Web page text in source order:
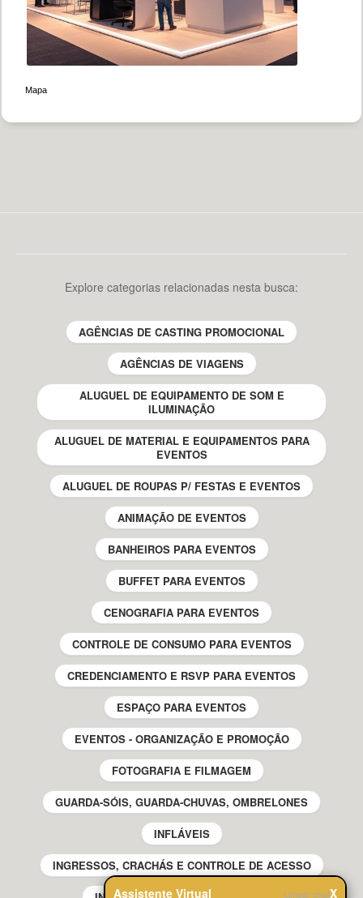
Assistente Virtual Limpar chatX
Mapa
Explore categorias relacionadas nesta busca:
AGÊNCIAS DE CASTING PROMOCIONAL
AGÊNCIAS DE VIAGENS
ALUGUEL DE EQUIPAMENTO DE SOM E
ILUMINAÇÃO
ALUGUEL DE MATERIAL E EQUIPAMENTOS PARA
EVENTOS
ALUGUEL DE ROUPAS P/ FESTAS E EVENTOS
ANIMAÇÃO DE EVENTOS
BANHEIROS PARA EVENTOS
BUFFET PARA EVENTOS
CENOGRAFIA PARA EVENTOS
CONTROLE DE CONSUMO PARA EVENTOS
CREDENCIAMENTO E RSVP PARA EVENTOS
ESPAÇO PARA EVENTOS
EVENTOS - ORGANIZAÇÃO E PROMOÇÃO
FOTOGRAFIA E FILMAGEM
GUARDA-SÓIS, GUARDA-CHUVAS, OMBRELONES
INFLÁVEIS
INGRESSOS, CRACHÁS E CONTROLE DE ACESSO